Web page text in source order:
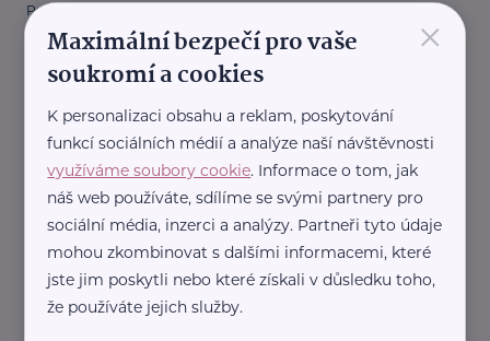
Pardubický kraj
Svitavská Charita začala rok s novými službami
pro pečující i lidi se zdravotním postižením
Duševní zdraví
×
Maximální bezpečí pro vaše
soukromí a cookies
K personalizaci obsahu a reklam, poskytování
funkcí sociálních médií a analýze naší návštěvnosti
využíváme soubory cookie. Informace o tom, jak
náš web používáte, sdílíme se svými partnery pro
sociální média, inzerci a analýzy. Partneři tyto údaje
mohou zkombinovat s dalšími informacemi, které
jste jim poskytli nebo které získali v důsledku toho,
že používáte jejich služby.